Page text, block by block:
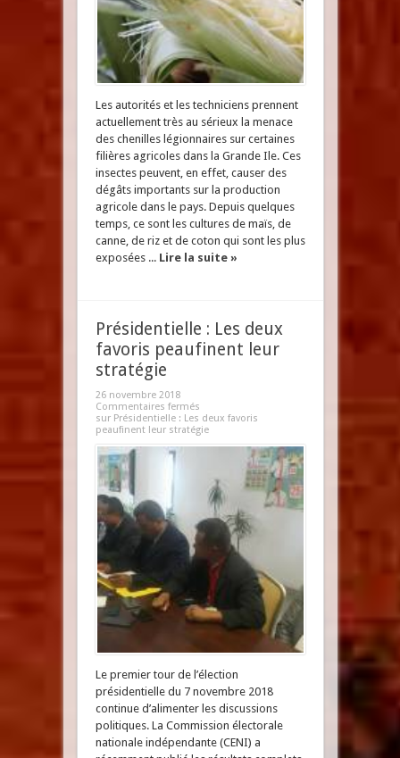
Les autorités et les techniciens prennent
actuellement très au sérieux la menace
des chenilles légionnaires sur certaines
filières agricoles dans la Grande Ile. Ces
insectes peuvent, en effet, causer des
dégâts importants sur la production
agricole dans le pays. Depuis quelques
temps, ce sont les cultures de maïs, de
canne, de riz et de coton qui sont les plus
exposées ... Lire la suite »
Présidentielle : Les deux
favoris peaufinent leur
stratégie
26 novembre 2018
Commentaires fermés
sur Présidentielle : Les deux favoris
peaufinent leur stratégie
Le premier tour de l’élection
présidentielle du 7 novembre 2018
continue d’alimenter les discussions
politiques. La Commission électorale
nationale indépendante (CENI) a